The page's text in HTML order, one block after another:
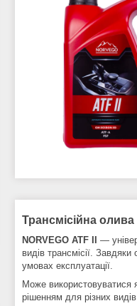
Трансмісійна
NORVEGO ATF II
—
видів трансмісії.
умовах експлуатації.
Може використовуватися
рішенням для різних